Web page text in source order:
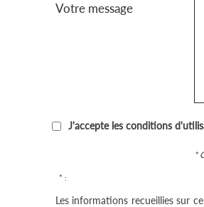
Votre message
J'accepte les conditions
*
* :
Les informations recueillies sur